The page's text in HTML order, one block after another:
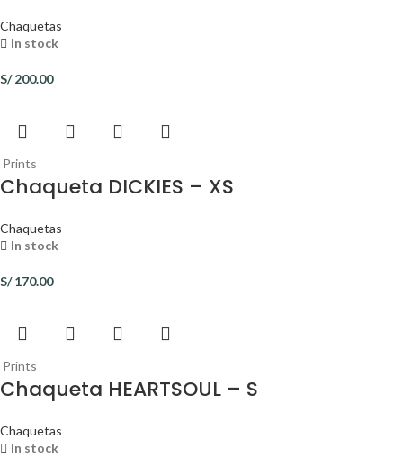
Chaquetas
In stock
S/200.00
Prints
Chaqueta DICKIES – XS
Chaquetas
In stock
S/170.00
Prints
Chaqueta HEARTSOUL – S
Chaquetas
In stock